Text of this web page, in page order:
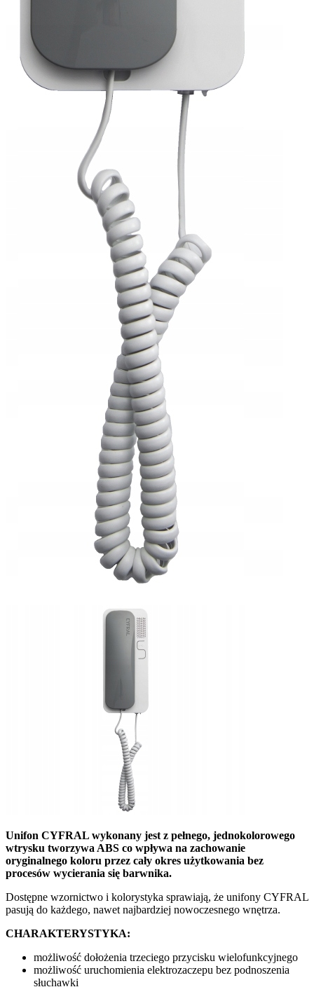
Unifon CYFRAL wykonany jest z pełnego, jednokolorowego
wtrysku tworzywa ABS co wpływa na zachowanie
oryginalnego koloru przez cały okres użytkowania bez
procesów wycierania się barwnika.
Dostępne wzornictwo i kolorystyka sprawiają, że unifony CYFRAL
pasują do każdego, nawet najbardziej nowoczesnego wnętrza.
CHARAKTERYSTYKA:
możliwość dołożenia trzeciego przycisku wielofunkcyjnego
możliwość uruchomienia elektrozaczepu bez podnoszenia
słuchawki